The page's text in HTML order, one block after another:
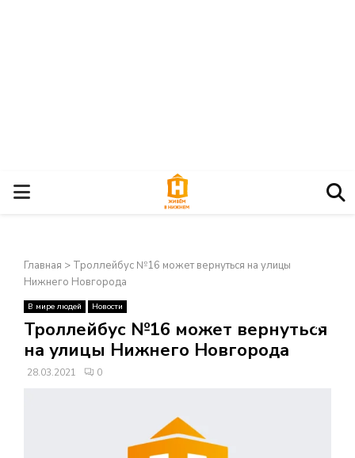
О
Н
О
В
Главная > Троллейбус №16 может вернуться на улицы
Нижнего Новгорода
В мире людей Новости
Троллейбус №16 может вернуться
на улицы Нижнего Новгорода
28.03.2021 0
×